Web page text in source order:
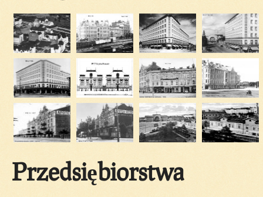
Przedsiębiorstwa